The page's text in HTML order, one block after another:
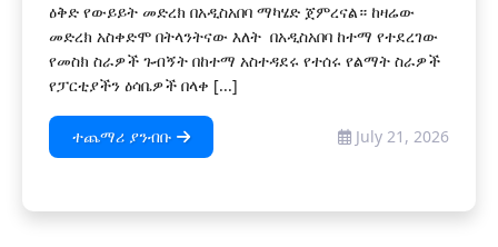
ዕቅድ የውይይት መድረክ በአዲስአበባ ማካሄድ ጀምረናል። ከዛሬው
መድረክ አስቀድሞ በትላንትናው እለት በአዲስአበባ ከተማ የተደረገው
የመስክ ስራዎች ጉብኝት በከተማ አስተዳደሩ የተሰሩ የልማት ስራዎች
የፓርቲያችን ዕሳቤዎች በላቀ [...]
ተጨማሪ ያንብቡ July 21, 2026